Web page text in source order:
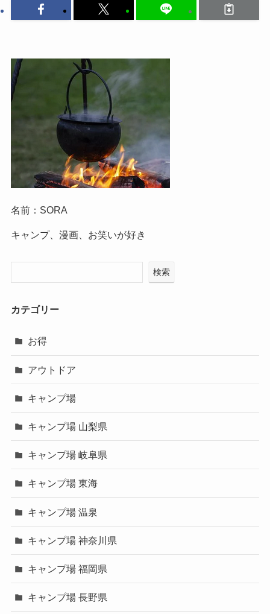
名前：SORA
キャンプ、漫画、お笑いが好き
検索
カテゴリー
お得
アウトドア
キャンプ場
キャンプ場 山梨県
キャンプ場 岐阜県
キャンプ場 東海
キャンプ場 温泉
キャンプ場 神奈川県
キャンプ場 福岡県
キャンプ場 長野県